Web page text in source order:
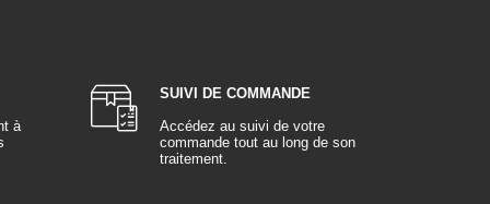
à
SUIVI DE COMMANDE
Accédez au suivi de votre
commande tout au long de son
traitement.